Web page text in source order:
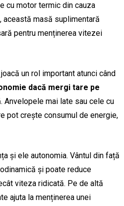
cu motor termic din cauza
această masă suplimentară
pentru menținerea vitezei
un rol important atunci când
dacă mergi tare pe
. Anvelopele mai late sau cele cu
pot crește consumul de energie,
și ele autonomia. Vântul din față
și poate reduce
viteza ridicată. Pe de altă
ajuta la menținerea unei